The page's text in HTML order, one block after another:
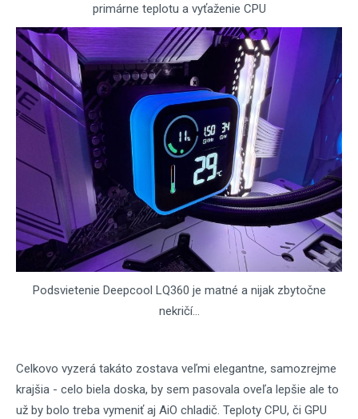
primárne teplotu a vyťaženie CPU
Podsvietenie Deepcool LQ360 je matné a nijak zbytočne
nekričí...
Celkovo vyzerá takáto zostava veľmi elegantne, samozrejme
krajšia - celo biela doska, by sem pasovala oveľa lepšie ale to
už by bolo treba vymeniť aj AiO chladič. Teploty CPU, či GPU